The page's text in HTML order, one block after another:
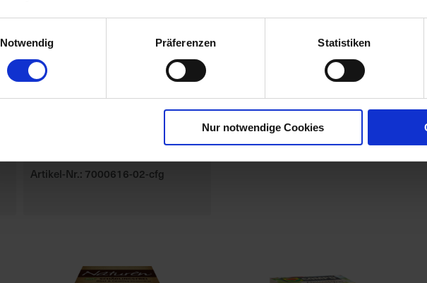
Notwendig
Präferenzen Statistiken
Nur notwendige Cookies
Artikel-Nr.: 7000616-02-cfg